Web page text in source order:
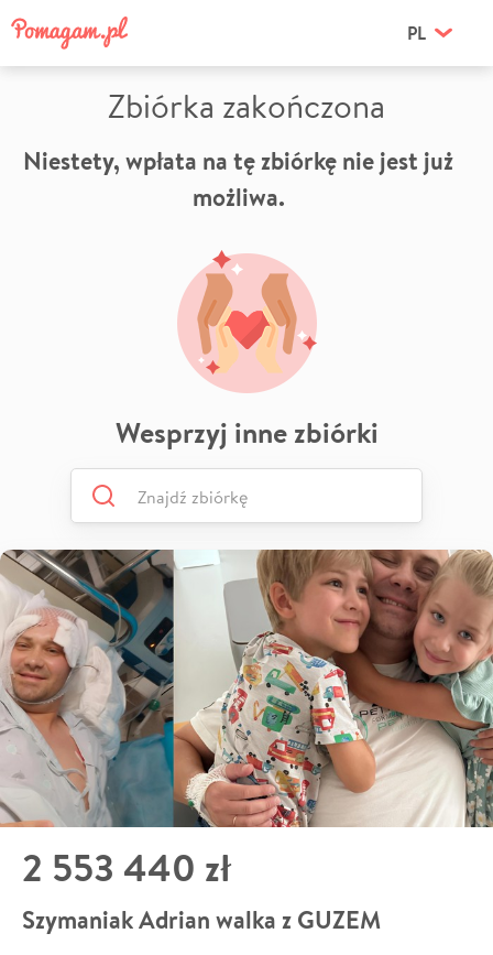
PL
Zbiórka zakończona
Niestety, wpłata na tę zbiórkę nie jest już
możliwa.
Wesprzyj inne zbiórki
2 553 440 zł
Szymaniak Adrian walka z GUZEM